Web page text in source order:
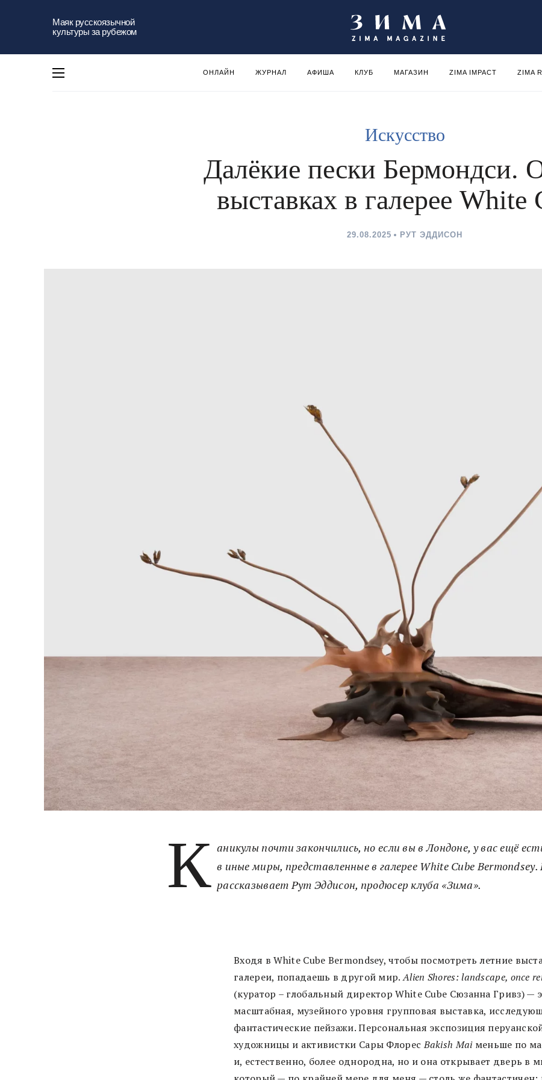
Маяк русскоязычной
культуры за рубежом
ОНЛАЙН ЖУРНАЛ АФИША КЛУБ МАГАЗИН ZIMA IMPACT ZIMA
Искусство
Далёкие пески Бермондси.
выставках в галерее White
29.08.2025 РУТ ЭДДИСОН
К аникулы почти закончились, но если вы в Лондоне, у вас ещё
в иные миры, представленные в галерее White Cube Bermondsey.
рассказывает Рут Эддисон, продюсер клуба «Зима».
Входя в White Cube Bermondsey, чтобы посмотреть летние
галереи, попадаешь в другой мир.Alien Shores: landscape, once
(куратор – глобальный директор White Cube Сюзанна Гривз) —
масштабная, музейного уровня групповая выставка,
фантастические пейзажи. Персональная экспозиция
художницы и активистки Сары ФлоресBakish Maiменьше по
и, естественно, более однородна, но и она открывает дверь в